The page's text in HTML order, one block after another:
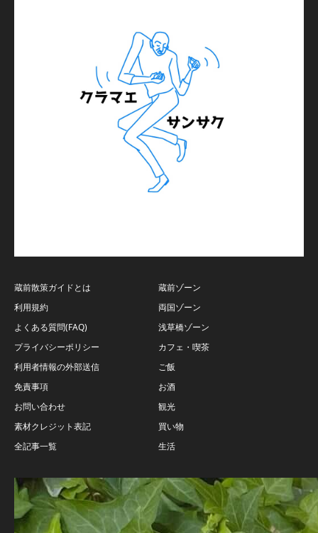
蔵前散策ガイドとは
利用規約
よくある質問(FAQ)
プライバシーポリシー
利用者情報の外部送信
免責事項
お問い合わせ
素材クレジット表記
全記事一覧
蔵前ゾーン
両国ゾーン
浅草橋ゾーン
カフェ・喫茶
ご飯
お酒
観光
買い物
生活